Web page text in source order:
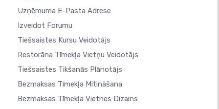
Uzņēmuma E-Pasta Adrese
Izveidot Forumu
Tiešsaistes Kursu Veidotājs
Restorāna Tīmekļa Vietņu Veidotājs
Tiešsaistes Tikšanās Plānotājs
Bezmaksas Tīmekļa Mitināšana
Bezmaksas Tīmekļa Vietnes Dizains